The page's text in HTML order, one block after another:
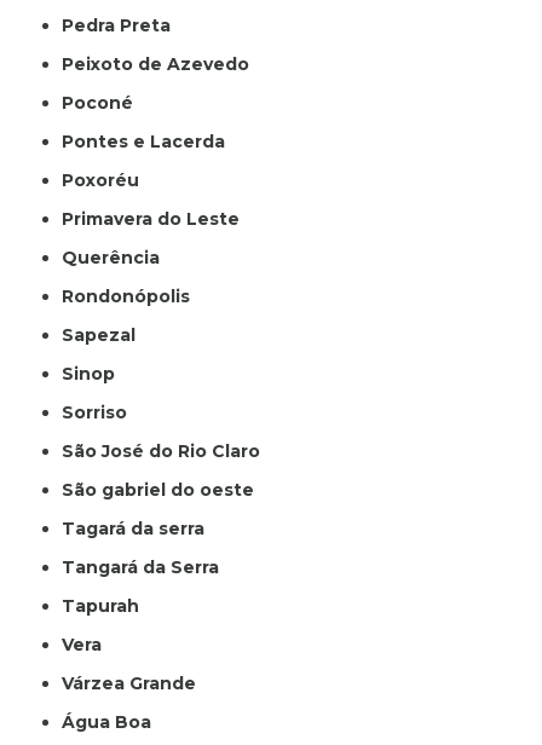
Pedra Preta
Peixoto de Azevedo
Poconé
Pontes e Lacerda
Poxoréu
Primavera do Leste
Querência
Rondonópolis
Sapezal
Sinop
Sorriso
São José do Rio Claro
São gabriel do oeste
Tagará da serra
Tangará da Serra
Tapurah
Vera
Várzea Grande
Água Boa